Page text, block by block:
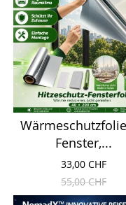
Fenster,...
33,00 CHF
55,00 CHF